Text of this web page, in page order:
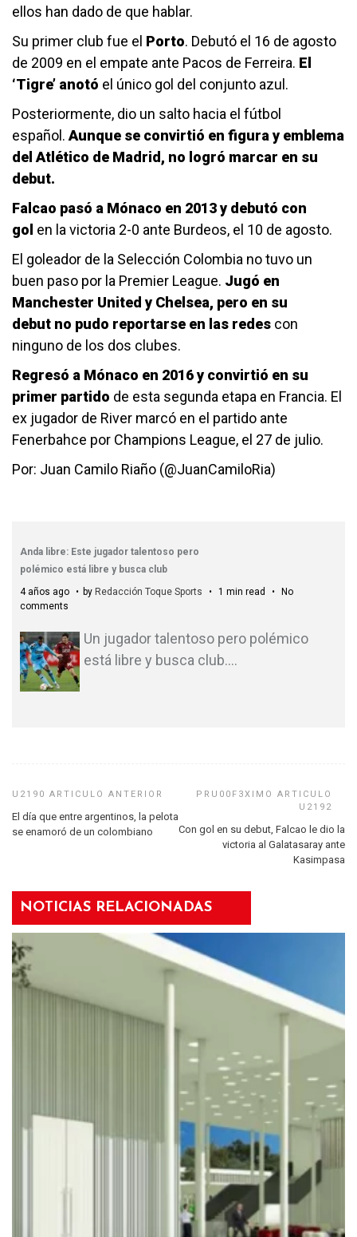
ellos han dado de que hablar.
Su primer club fue el Porto. Debutó el 16 de agosto
de 2009 en el empate ante Pacos de Ferreira. El
‘Tigre’ anotó el único gol del conjunto azul.
Posteriormente, dio un salto hacia el fútbol
español.Aunque se convirtió en figura y emblema
del Atlético de Madrid, no logró marcar en su
debut.
Falcao pasó a Mónaco en 2013 y debutó con
gol en la victoria 2-0 ante Burdeos, el 10 de agosto.
El goleador de la Selección Colombia no tuvo un
buen paso por la Premier League. Jugó en
Manchester United y Chelsea, pero en su
debut no pudo reportarse en las redes con
ninguno de los dos clubes.
Regresó a Mónaco en 2016 y convirtió en su
primer partido de esta segunda etapa en Francia. El
ex jugador de River marcó en el partido ante
Fenerbahce por Champions League, el 27 de julio.
Por: Juan Camilo Riaño (@JuanCamiloRia)
Anda libre: Este jugador talentoso pero
polémico está libre y busca club
4 años ago
by Redacción Toque Sports 1 min read
No
comments
Un jugador talentoso pero polémico
está libre y busca club.…
El día que entre argentinos, la pelota
se enamoró de un colombiano
Con gol en su debut, Falcao le dio la
victoria al Galatasaray ante
Kasimpasa
NOTICIAS RELACIONADAS